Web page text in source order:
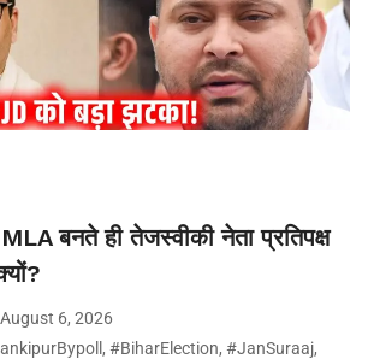
बनते ही तेजस्वीकी नेता प्रतिपक्ष
August 6, 2026
, #BiharElection, #JanSuraaj,